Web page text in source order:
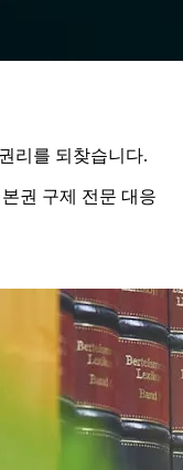
리를 되찾습니다.
권 구제 전문 대응